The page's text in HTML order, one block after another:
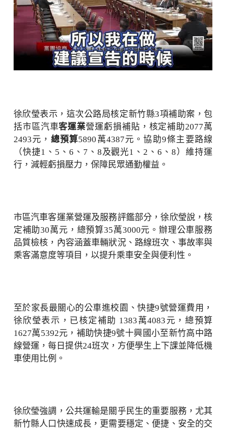
徐欣瑩表示，這次公路局核定新竹縣3項補助案，包
括市區汽車客運業營運虧損補貼，核定補助2077萬
2493元， 總預算5890萬4387元。協助9條主要路線
（快捷1、5、6、7、8及觀光1、2、6、8）維持運
行，減輕虧損壓力，保障民眾通勤權益。
市區汽車客運業營運及服務評鑑部分，徐欣瑩說，核
定補助30萬元，總預算35萬3000元。辦理公車服務
品質檢核，內容涵蓋車輛狀況、路線班次、事故率與
乘客滿意度等項目，以提升乘車安全與便利性。
至於家長最關心的公車進校園、快捷9號營運費用，
徐欣瑩表示，已核定補助 1383萬4083元，總預算
1627萬5392元，補助快捷9號十興國小至新竹高中路
線營運，每日提供24班次，方便學生上下課並降低機
車使用比例。
徐欣瑩強調，公共運輸是關乎民生的重要服務，尤其
新竹縣人口快速成長，更需要穩定、便捷、安全的交